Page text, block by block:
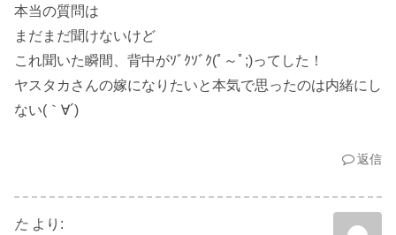
本当の質問は
まだまだ聞けないけど
これ聞いた瞬間、背中がｿﾞｸｿﾞｸ(ﾟ～ﾟ;)ってした！
ヤスタカさんの嫁になりたいと本気で思ったのは内緒にし
ない(｀∀´)
返信
た より: